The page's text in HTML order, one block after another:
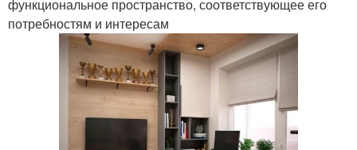
функциональное пространство, соответствующее его
потребностям и интересам